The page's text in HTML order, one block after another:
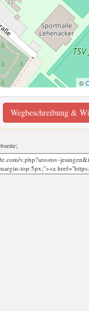
©
Wegbeschreibung &